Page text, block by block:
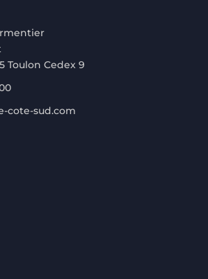
Toulon Cedex 9
cote-sud.com